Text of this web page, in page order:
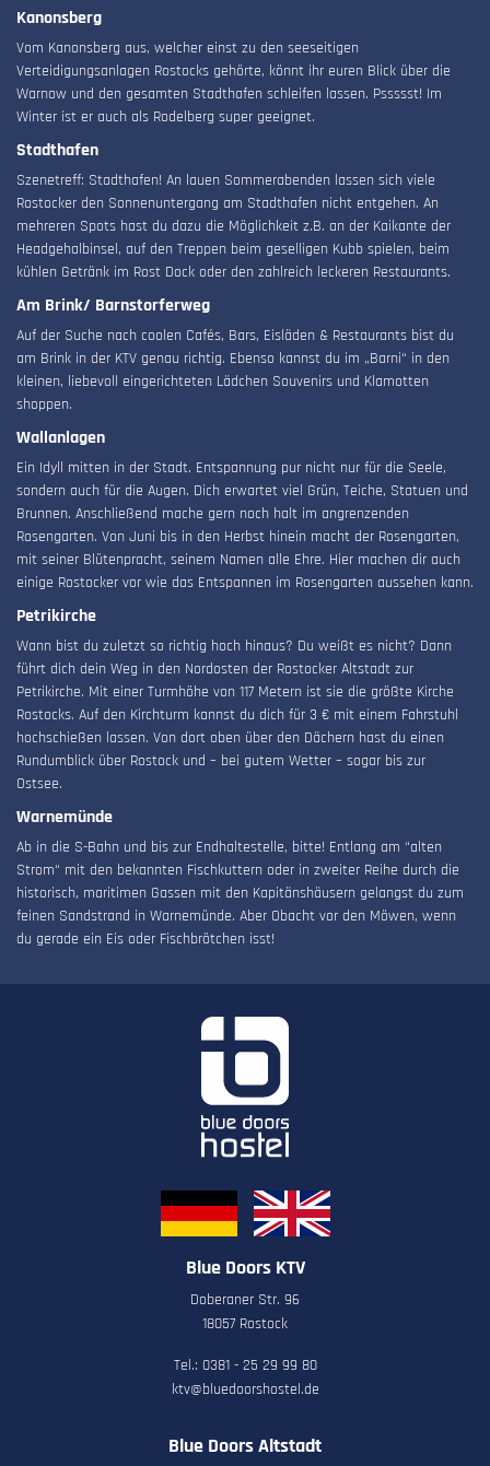
Kanonsberg
Vom Kanonsberg aus, welcher einst zu den seeseitigen
Verteidigungsanlagen Rostocks gehörte, könnt ihr euren Blick über die
Warnow und den gesamten Stadthafen schleifen lassen. Pssssst! Im
Winter ist er auch als Rodelberg super geeignet.
Stadthafen
Szenetreff: Stadthafen! An lauen Sommerabenden lassen sich viele
Rostocker den Sonnenuntergang am Stadthafen nicht entgehen. An
mehreren Spots hast du dazu die Möglichkeit z.B. an der Kaikante der
Headgehalbinsel, auf den Treppen beim geselligen Kubb spielen, beim
kühlen Getränk im Rost Dock oder den zahlreich leckeren Restaurants.
Am Brink/ Barnstorferweg
Auf der Suche nach coolen Cafés, Bars, Eisläden & Restaurants bist du
am Brink in der KTV genau richtig. Ebenso kannst du im „Barni“ in den
kleinen, liebevoll eingerichteten Lädchen Souvenirs und Klamotten
shoppen.
Wallanlagen
Ein Idyll mitten in der Stadt. Entspannung pur nicht nur für die Seele,
sondern auch für die Augen. Dich erwartet viel Grün, Teiche, Statuen und
Brunnen. Anschließend mache gern noch halt im angrenzenden
Rosengarten. Von Juni bis in den Herbst hinein macht der Rosengarten,
mit seiner Blütenpracht, seinem Namen alle Ehre. Hier machen dir auch
einige Rostocker vor wie das Entspannen im Rosengarten aussehen kann.
Petrikirche
Wann bist du zuletzt so richtig hoch hinaus? Du weißt es nicht? Dann
führt dich dein Weg in den Nordosten der Rostocker Altstadt zur
Petrikirche. Mit einer Turmhöhe von 117 Metern ist sie die größte Kirche
Rostocks. Auf den Kirchturm kannst du dich für 3 € mit einem Fahrstuhl
hochschießen lassen. Von dort oben über den Dächern hast du einen
Rundumblick über Rostock und – bei gutem Wetter – sogar bis zur
Ostsee.
Warnemünde
Ab in die S-Bahn und bis zur Endhaltestelle, bitte! Entlang am “alten
Strom“ mit den bekannten Fischkuttern oder in zweiter Reihe durch die
historisch, maritimen Gassen mit den Kapitänshäusern gelangst du zum
feinen Sandstrand in Warnemünde. Aber Obacht vor den Möwen, wenn
du gerade ein Eis oder Fischbrötchen isst!
Blue Doors KTV
Doberaner Str. 96
18057 Rostock
Tel.: 0381 - 25 29 99 80
ktv@bluedoorshostel.de
Blue Doors Altstadt